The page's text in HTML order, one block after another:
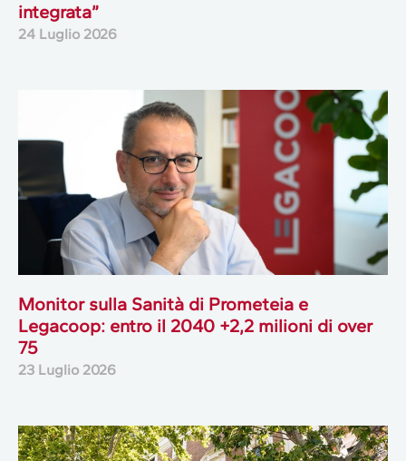
integrata”
24 Luglio 2026
Monitor sulla Sanità di Prometeia e
Legacoop: entro il 2040 +2,2 milioni di over
75
23 Luglio 2026